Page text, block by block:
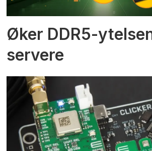
Øker DDR5-
servere